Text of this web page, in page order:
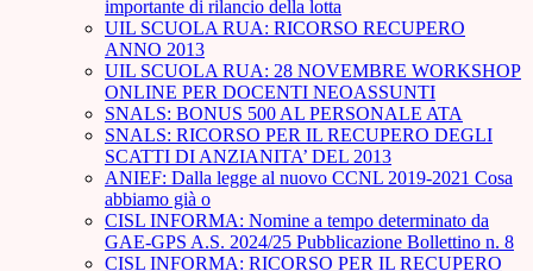
importante di rilancio della lotta
UIL SCUOLA RUA: RICORSO RECUPERO
ANNO 2013
UIL SCUOLA RUA: 28 NOVEMBRE WORKSHOP
ONLINE PER DOCENTI NEOASSUNTI
SNALS: BONUS 500 AL PERSONALE ATA
SNALS: RICORSO PER IL RECUPERO DEGLI
SCATTI DI ANZIANITA’ DEL 2013
ANIEF: Dalla legge al nuovo CCNL 2019-2021 Cosa
abbiamo già o
CISL INFORMA: Nomine a tempo determinato da
GAE-GPS A.S. 2024/25 Pubblicazione Bollettino n. 8
CISL INFORMA: RICORSO PER IL RECUPERO